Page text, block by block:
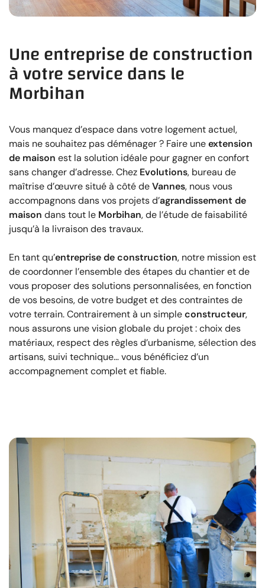
Une entreprise de construction
à votre service dans le
Morbihan
Vous manquez d’espace dans votre logement actuel,
mais ne souhaitez pas déménager ? Faire uneextension
de maison est la solution idéale pour gagner en confort
sans changer d’adresse. Chez Evolutions, bureau de
maîtrise d’œuvre situé à côté deVannes, nous vous
accompagnons dans vos projets d’agrandissement de
maison dans tout le Morbihan, de l’étude de faisabilité
jusqu’à la livraison des travaux.
En tant qu’entreprise de construction, notre mission est
de coordonner l’ensemble des étapes du chantier et de
vous proposer des solutions personnalisées, en fonction
de vos besoins, de votre budget et des contraintes de
votre terrain. Contrairement à un simpleconstructeur,
nous assurons une vision globale du projet : choix des
matériaux, respect des règles d’urbanisme, sélection des
artisans, suivi technique… vous bénéficiez d’un
accompagnement complet et fiable.